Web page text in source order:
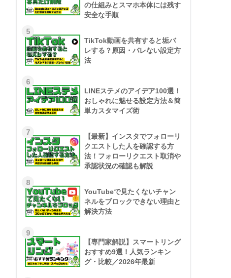
の仕組みとスマホ本体には残す
安全な手順
5
TikTok動画を共有すると垢バ
レする？原因・バレない設定方
法
6
LINEステメのアイデア100選！
おしゃれに魅せる設定方法＆簡
単カスタマイズ術
7
【最新】インスタでフォローリ
クエストした人を確認する方
法！フォローリクエスト取消や
承認状況の確認も解説
8
YouTubeで見たくないチャン
ネルをブロックできない理由と
解決方法
9
【専門家解説】スマートリング
おすすめ9選！人気ランキン
グ・比較／2026年最新